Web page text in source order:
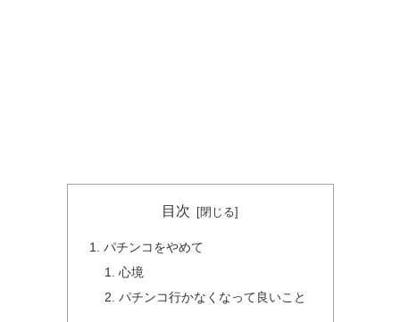
目次
パチンコをやめて
心境
パチンコ行かなくなって良いこと